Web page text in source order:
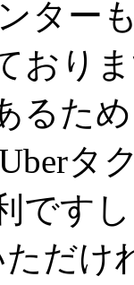
ター
おり
るた
タ
です
だけ